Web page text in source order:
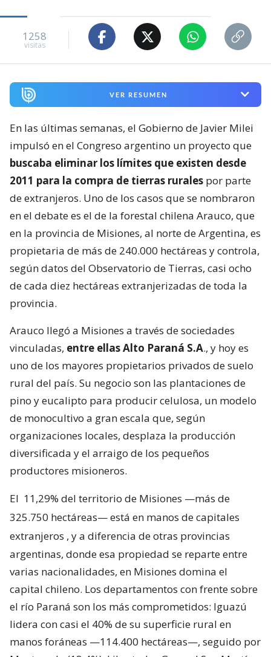
1258
visitas
VER RESUMEN
En las últimas semanas, el Gobierno de Javier Milei
impulsó en el Congreso argentino un proyecto que
buscaba eliminar los límites que existen desde
2011 para la compra de tierras rurales por parte
de extranjeros. Uno de los casos que se nombraron
en el debate es el de la forestal chilena Arauco, que
en la provincia de Misiones, al norte de Argentina, es
propietaria de más de 240.000 hectáreas y controla,
según datos del Observatorio de Tierras, casi ocho
de cada diez hectáreas extranjerizadas de toda la
provincia.
Arauco llegó a Misiones a través de sociedades
vinculadas, entre ellas Alto Paraná S.A., y hoy es
uno de los mayores propietarios privados de suelo
rural del país. Su negocio son las plantaciones de
pino y eucalipto para producir celulosa, un modelo
de monocultivo a gran escala que, según
organizaciones locales, desplaza la producción
diversificada y el arraigo de los pequeños
productores misioneros.
El 11,29% del territorio de Misiones —más de
325.750 hectáreas— está en manos de capitales
extranjeros , y a diferencia de otras provincias
argentinas, donde esa propiedad se reparte entre
varias nacionalidades, en Misiones domina el
capital chileno. Los departamentos con frente sobre
el río Paraná son los más comprometidos: Iguazú
lidera con casi el 40% de su superficie rural en
manos foráneas —114.400 hectáreas—, seguido por